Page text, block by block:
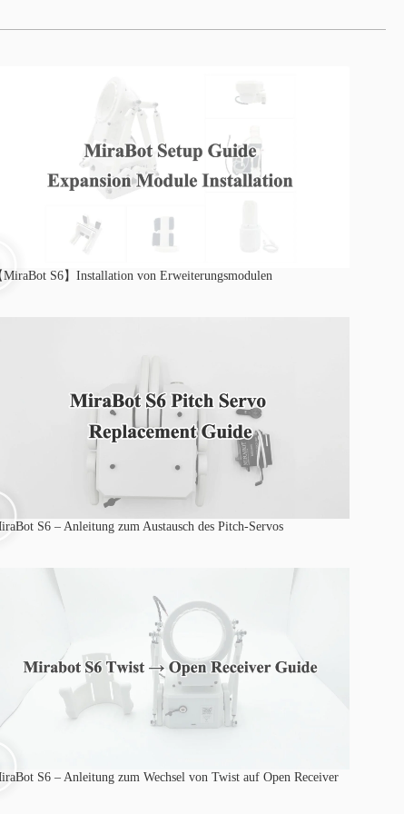
MiraBot S6】Installation von Erweiterungsmodulen
S6 – Anleitung zum Austausch des Pitch-Servos
S6 – Anleitung zum Wechsel von Twist auf Open Receiver